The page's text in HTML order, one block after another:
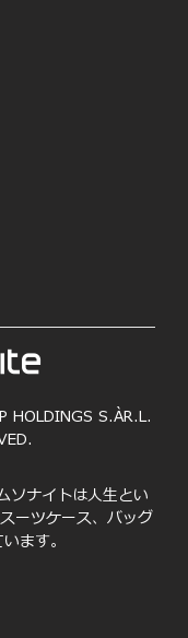
S.ÀR.L.
ソナイトは人生とい
ーツケース、バッグ
ます。